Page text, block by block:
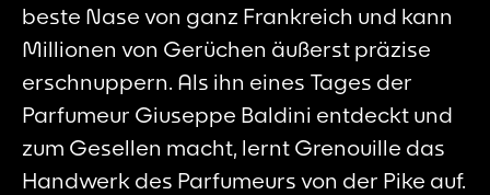
beste Nase von ganz Frankreich und kann
Millionen von Gerüchen äußerst präzise
erschnuppern. Als ihn eines Tages der
Parfumeur Giuseppe Baldini entdeckt und
zum Gesellen macht, lernt Grenouille das
Handwerk des Parfumeurs von der Pike auf.